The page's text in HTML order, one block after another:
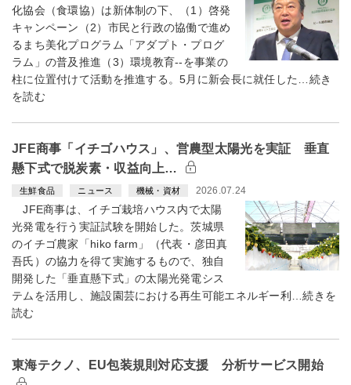
化協会（食環協）は新体制の下、（1）啓発
キャンペーン（2）市民と行政の協働で進め
るまち美化プログラム「アダプト・プログ
ラム」の普及推進（3）環境教育--を事業の
柱に位置付けて活動を推進する。5月に新会長に就任した…続き
を読む
JFE商事「イチゴハウス」、営農型太陽光を実証 垂直
懸下式で脱炭素・収益向上…
生鮮食品 ニュース 機械・資材 2026.07.24
JFE商事は、イチゴ栽培ハウス内で太陽
光発電を行う実証試験を開始した。茨城県
のイチゴ農家「hiko farm」（代表・彦田真
吾氏）の協力を得て実施するもので、独自
開発した「垂直懸下式」の太陽光発電シス
テムを活用し、施設園芸における再生可能エネルギー利…続きを
読む
東海テクノ、EU包装規則対応支援 分析サービス開始